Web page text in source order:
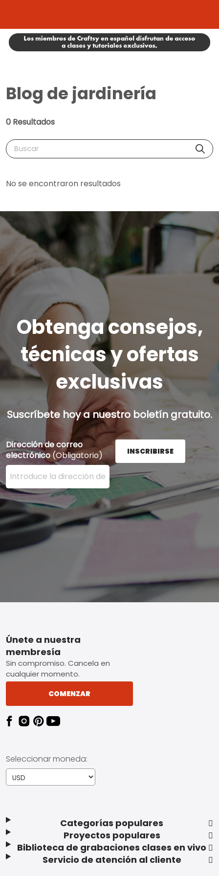
Blog de jardinería
0 Resultados
Buscar
No se encontraron resultados
Obtenga consejos,
técnicas y ofertas
exclusivas
Suscríbete hoy a nuestro boletín gratuito.
Dirección de correo
electrónico (Obligatorio)
Ingrese su dirección de correo electrónico aquí y
INSCRIBIRSE
Footer
Categorías populares
Proyectos populares
Biblioteca de grabaciones clases en vivo
Servicio de atención al cliente
Únete a nuestra
membresía
Sin compromiso. Cancela en
cualquier momento.
COMENZAR
Seleccionar moneda: